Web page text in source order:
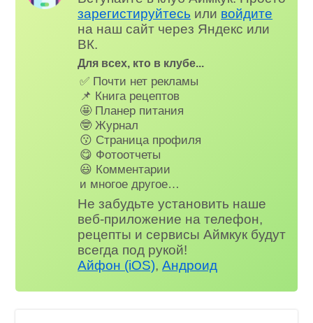
зарегистируйтесь или войдите
на наш сайт через Яндекс или
ВК.
Для всех, кто в клубе...
✅ Почти нет рекламы
📌 Книга рецептов
🤩 Планер питания
🤓 Журнал
😗 Страница профиля
😋 Фотоотчеты
😃 Комментарии
и многое другое…
Не забудьте установить наше
веб-приложение на телефон,
рецепты и сервисы Аймкук будут
всегда под рукой!
Айфон (iOS),Андроид